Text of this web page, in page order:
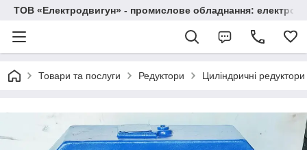
ТОВ «Електродвигун» - промислове обладнання:
Товари та послуги Редуктори Циліндричні редуктори